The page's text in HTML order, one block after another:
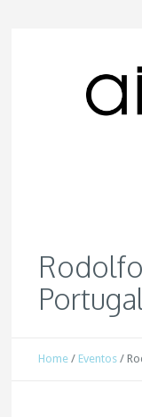
Home / Eventos /